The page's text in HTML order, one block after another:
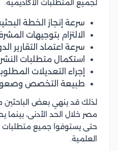
لجميع المتطلبات الأكاديمية.
سرعة إنجاز الخطة
الالتزام بتوجيهات
سرعة اعتماد التقارير
استكمال متطلبات
إجراء التعديلات
طبيعة التخصص
لذلك قد ينهي بعض الباحثين
مصر خلال الحد الأدنى، بينما
حتى يستوفوا جميع متطلبات
العلمية.